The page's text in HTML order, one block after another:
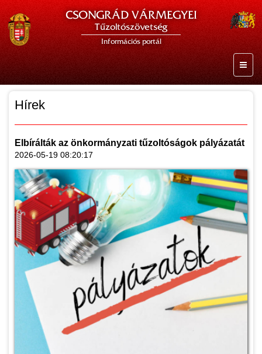
CSONGRÁD VÁRMEGYEI
Tűzoltószövetség
Információs portál
Hírek
Elbírálták az önkormányzati tűzoltóságok pályázatát
2026-05-19 08:20:17